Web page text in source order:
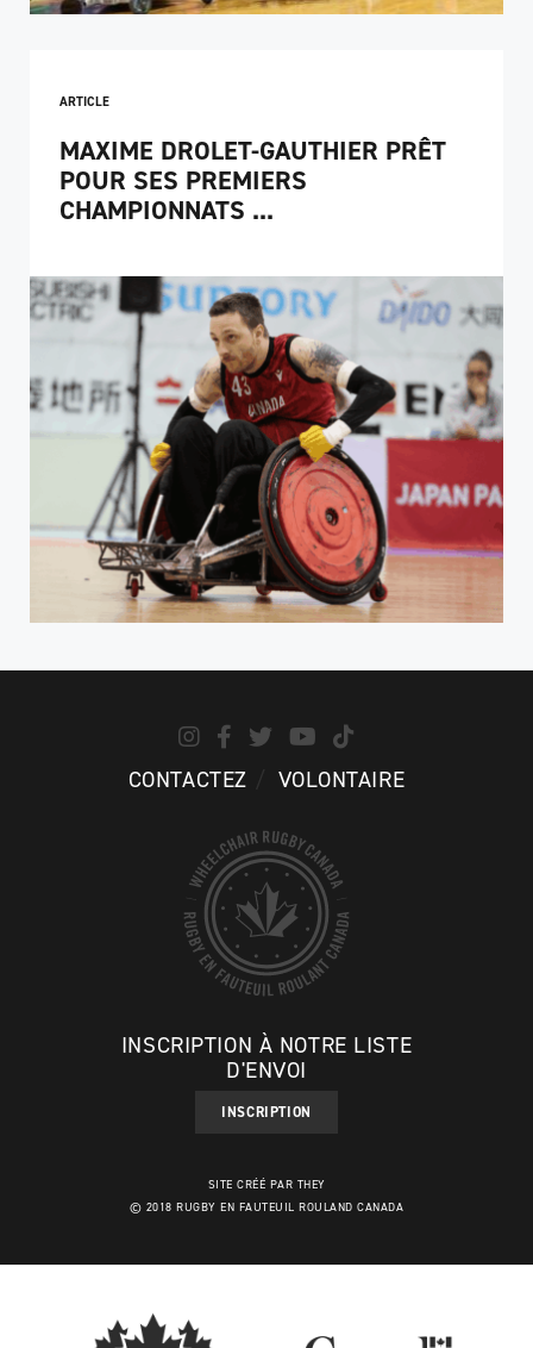
ARTICLE
MAXIME DROLET-GAUTHIER PRÊT
POUR SES PREMIERS
CHAMPIONNATS ...
CONTACTEZ VOLONTAIRE
INSCRIPTION À NOTRE LISTE
D'ENVOI
INSCRIPTION
SITE CRÉÉ PAR THEY
© 2018 RUGBY EN FAUTEUIL ROULAND CANADA